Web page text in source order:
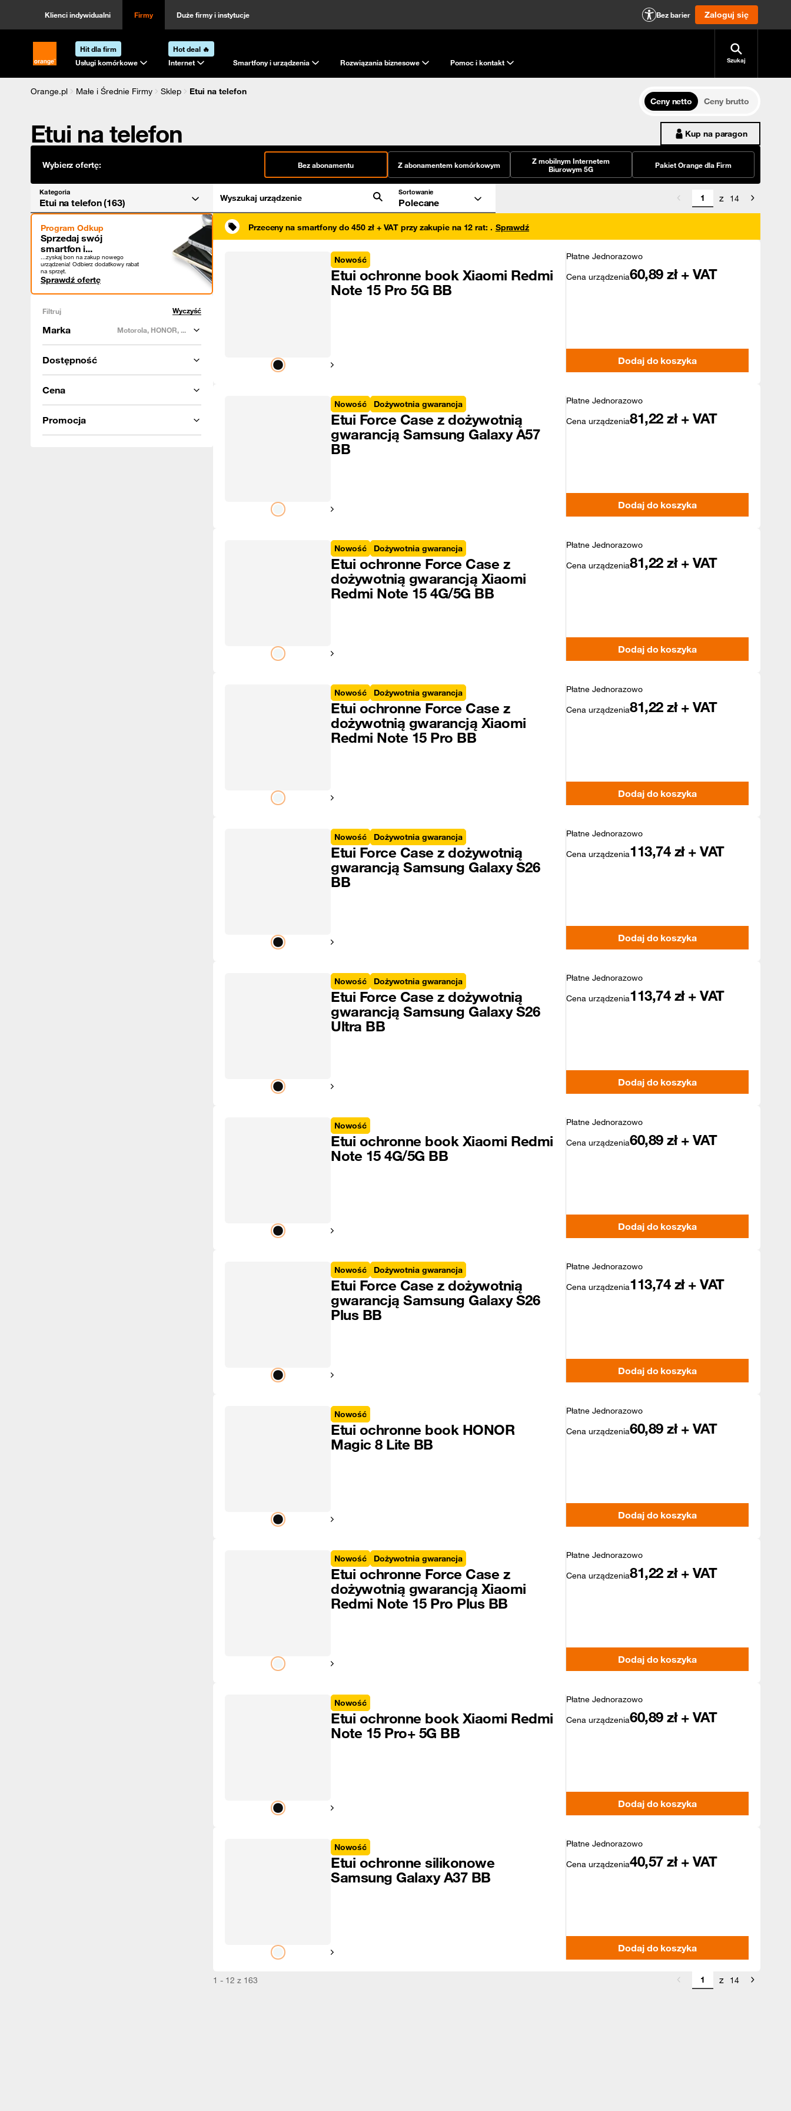
Klienci indywidualni Firmy Duże firmy i instytucje Bez barier Zaloguj się
Strona główna Orange.pl
Hit dla firm
Usługi komórkowe
Hot deal 🔥
Internet
Smartfony i urządzenia Rozwiązania biznesowe Pomoc i kontakt Szukaj
Orange.pl Małe i Średnie Firmy Sklep
Etui na telefon
Ceny netto
Ceny brutto
Etui na telefon Kup na paragon
Wybierz ofertę: Bez abonamentu Z abonamentem komórkowym
Z mobilnym Internetem
Biurowym 5G
Pakiet Orange dla Firm
Kategoria
Etui na telefon (163) Wyszukaj urządzenie
Sortowanie
Polecane z 14
Program Odkup
Sprzedaj swój
smartfon i...
...zyskaj bon na zakup nowego
urządzenia! Odbierz dodatkowy rabat
na sprzęt.
Sprawdź ofertę
Filtruj Wyczyść
Marka Motorola, HONOR, ...
Dostępność
Cena
Promocja
Przeceny na smartfony do 450 zł + VAT przy zakupie na 12 rat: . Sprawdź
Pokaż następny
Nowość
Etui ochronne book Xiaomi Redmi
Note 15 Pro 5G BB
Płatne Jednorazowo
Cena urządzenia60,89 zł + VAT
Dodaj do koszyka
Pokaż następny
Nowość Dożywotnia gwarancja
Etui Force Case z dożywotnią
gwarancją Samsung Galaxy A57
BB
Płatne Jednorazowo
Cena urządzenia81,22 zł + VAT
Dodaj do koszyka
Pokaż następny
Nowość Dożywotnia gwarancja
Etui ochronne Force Case z
dożywotnią gwarancją Xiaomi
Redmi Note 15 4G/5G BB
Płatne Jednorazowo
Cena urządzenia81,22 zł + VAT
Dodaj do koszyka
Pokaż następny
Nowość Dożywotnia gwarancja
Etui ochronne Force Case z
dożywotnią gwarancją Xiaomi
Redmi Note 15 Pro BB
Płatne Jednorazowo
Cena urządzenia81,22 zł + VAT
Dodaj do koszyka
Pokaż następny
Nowość Dożywotnia gwarancja
Etui Force Case z dożywotnią
gwarancją Samsung Galaxy S26
BB
Płatne Jednorazowo
Cena urządzenia113,74 zł + VAT
Dodaj do koszyka
Pokaż następny
Nowość Dożywotnia gwarancja
Etui Force Case z dożywotnią
gwarancją Samsung Galaxy S26
Ultra BB
Płatne Jednorazowo
Cena urządzenia113,74 zł + VAT
Dodaj do koszyka
Pokaż następny
Nowość
Etui ochronne book Xiaomi Redmi
Note 15 4G/5G BB
Płatne Jednorazowo
Cena urządzenia60,89 zł + VAT
Dodaj do koszyka
Pokaż następny
Nowość Dożywotnia gwarancja
Etui Force Case z dożywotnią
gwarancją Samsung Galaxy S26
Plus BB
Płatne Jednorazowo
Cena urządzenia113,74 zł + VAT
Dodaj do koszyka
Pokaż następny
Nowość
Etui ochronne book HONOR
Magic 8 Lite BB
Płatne Jednorazowo
Cena urządzenia60,89 zł + VAT
Dodaj do koszyka
Pokaż następny
Nowość Dożywotnia gwarancja
Etui ochronne Force Case z
dożywotnią gwarancją Xiaomi
Redmi Note 15 Pro Plus BB
Płatne Jednorazowo
Cena urządzenia81,22 zł + VAT
Dodaj do koszyka
Pokaż następny
Nowość
Etui ochronne book Xiaomi Redmi
Note 15 Pro+ 5G BB
Płatne Jednorazowo
Cena urządzenia60,89 zł + VAT
Dodaj do koszyka
Pokaż następny
Nowość
Etui ochronne silikonowe
Samsung Galaxy A37 BB
Płatne Jednorazowo
Cena urządzenia40,57 zł + VAT
Dodaj do koszyka
1 - 12 z 163 z 14